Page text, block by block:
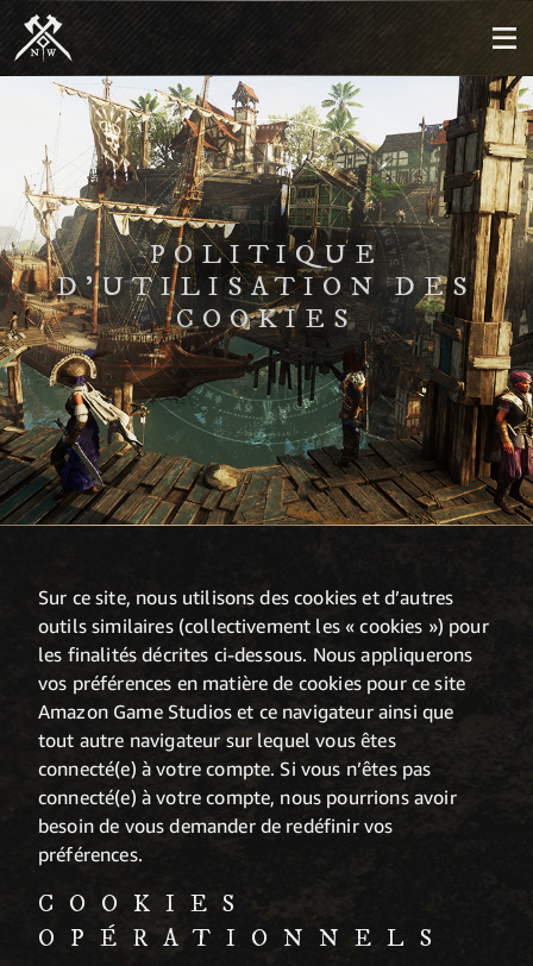
POLITIQUE
D'UTILISATION DES
COOKIES
Sur ce site, nous utilisons des cookies et d’autres
outils similaires (collectivement les « cookies ») pour
les finalités décrites ci-dessous. Nous appliquerons
vos préférences en matière de cookies pour ce site
Amazon Game Studios et ce navigateur ainsi que
tout autre navigateur sur lequel vous êtes
connecté(e) à votre compte. Si vous n’êtes pas
connecté(e) à votre compte, nous pourrions avoir
besoin de vous demander de redéfinir vos
préférences.
COOKIES
OPÉRATIONNELS